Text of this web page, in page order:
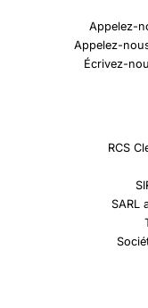
Appelez-
Appelez-
Écrivez-
RCS
SARL